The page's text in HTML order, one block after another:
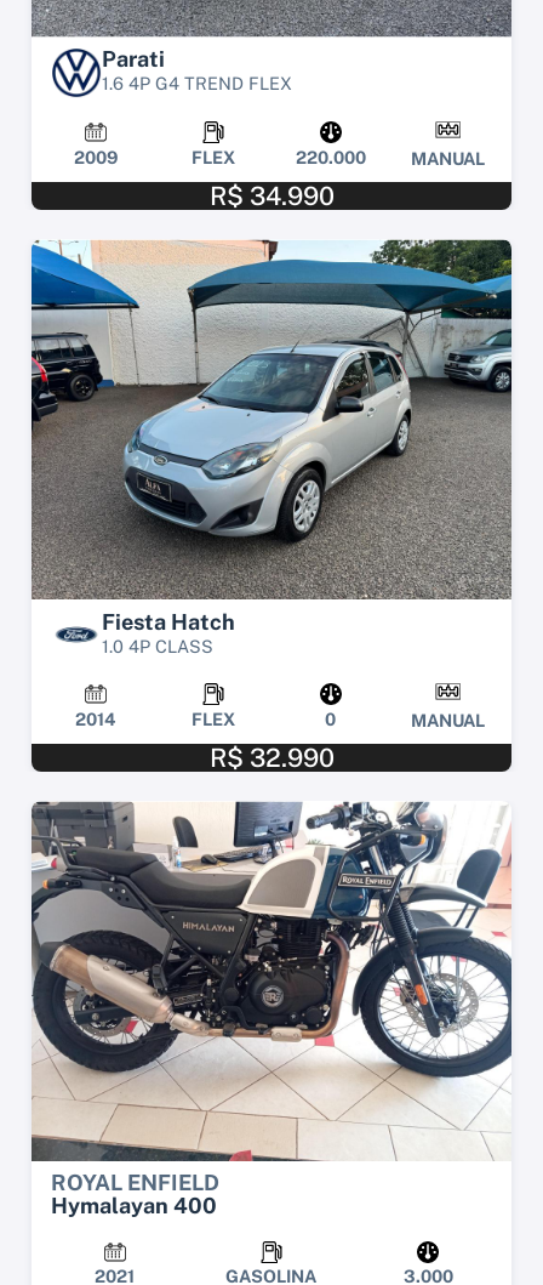
Parati
1.6 4P G4 TREND FLEX
2009 FLEX 220.000 MANUAL
R$ 34.990
Fiesta Hatch
1.0 4P CLASS
2014 FLEX 0 MANUAL
R$ 32.990
ROYAL ENFIELD
Hymalayan 400
2021 GASOLINA 3.000